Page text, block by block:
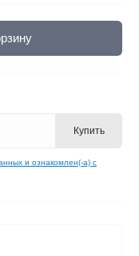
Купить
и ознакомлен(-а) с